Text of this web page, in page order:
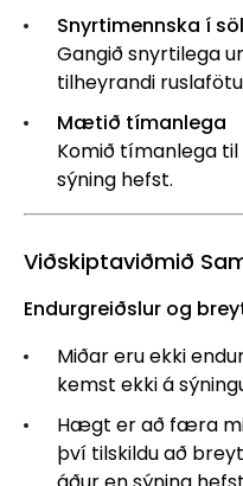
Snyrtimennska í
Gangið snyrtilega
tilheyrandi
Mætið tímanlega
Komið tímanlega
sýning hefst.
Viðskiptaviðmið
Endurgreiðslur og
Miðar eru ekki
kemst ekki á
Hægt er að færa
því tilskildu að